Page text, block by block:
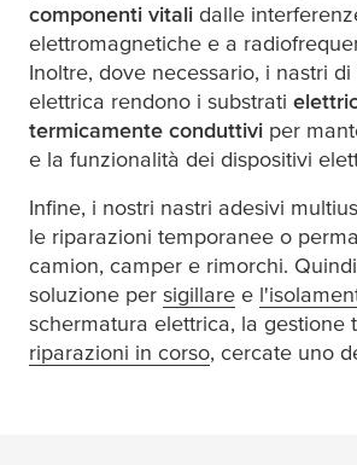
componenti vitali dalle
elettromagnetiche e a
Inoltre, dove necessario, i nastri
elettrica rendono i substrati
termicamente conduttivi per
e la funzionalità dei dispositivi
Infine, i nostri nastri adesivi
le riparazioni temporanee o
camion, camper e rimorchi.
soluzione per sigillare e
schermatura elettrica, la gestione
riparazioni in corso, cercate uno